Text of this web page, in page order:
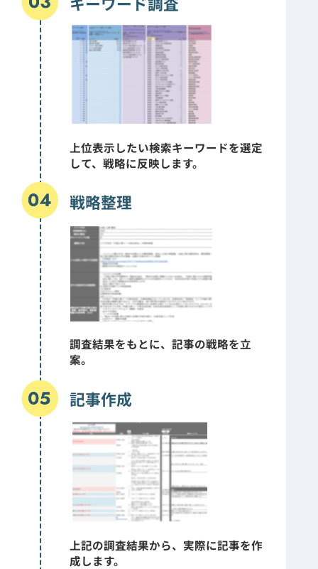
上位表示したい検索キーワードを選定
して、戦略に反映します。
戦略整理
調査結果をもとに、記事の戦略を立
案。
記事作成
上記の調査結果から、実際に記事を作
成します。